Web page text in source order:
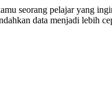
seorang pelajar yang
data menjadi lebih